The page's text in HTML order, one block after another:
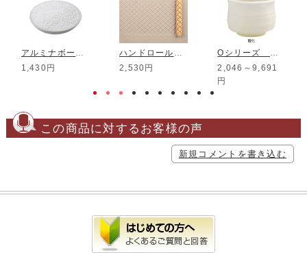
アルミナボール φ2mm 250g
1,430円
ハンドロール印花 100mm HR-15
2,530円
Oシリーズ パステル白マット釉
2,046～9,691
円
この商品に対するお客様の声
新規コメントを書き込む